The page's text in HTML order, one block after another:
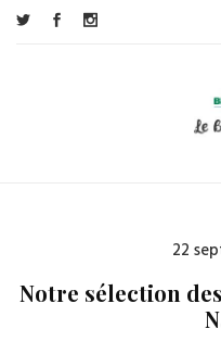
Skip
22
Notre sélection